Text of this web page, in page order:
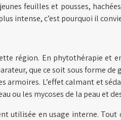
feuilles et pousses,
intense, c’est pourquoi il
région. En phytothérapie et
que ce soit sous forme de
armoires. L’effet calmant et
ou les mycoses de la peau et
utilisée en usage interne.